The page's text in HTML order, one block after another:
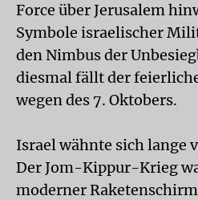
Force über Jerusalem
Symbole israelischer
den Nimbus der
diesmal fällt der
wegen des 7. Oktobers.
Israel wähnte sich lange
Der Jom-Kippur-Krieg
moderner